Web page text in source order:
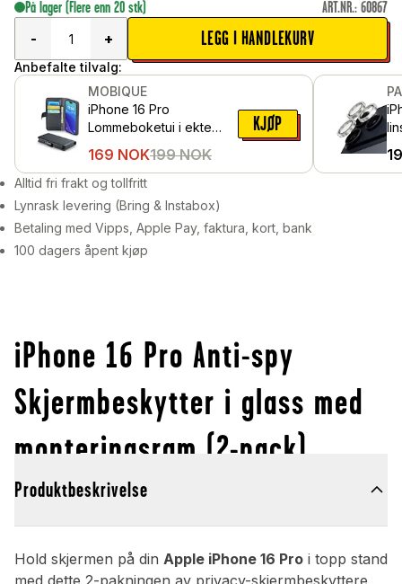
På lager (Flere enn 20 stk) ART.NR.: 60867
-
+ LEGG I HANDLEKURV
Anbefalte tilvalg:
MOBIQUE
iPhone 16 Pro
Lommeboketui i ekte
169 NOK199 NOK
KJØP
Alltid fri frakt og tollfritt
Lynrask levering (Bring & Instabox)
Betaling med Vipps, Apple Pay, faktura, kort, bank
100 dagers åpent kjøp
iPhone 16 Pro Anti-spy
Skjermbeskytter i glass med
monteringsram (2-pack)
Produktbeskrivelse
Hold skjermen på din Apple iPhone 16 Pro i topp stand